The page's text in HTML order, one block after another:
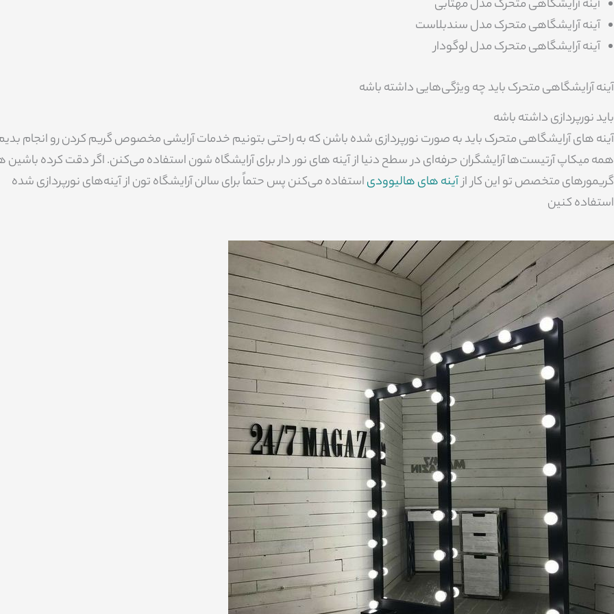
آینه آرایشگاهی متحرک مدل مهتابی
آینه آرایشگاهی متحرک مدل سندبلاست
آینه آرایشگاهی متحرک مدل لوگودار
آینه آرایشگاهی متحرک باید چه ویژگی‌هایی داشته باشه
باید نورپردازی داشته باشه
آینه های آرایشگاهی متحرک باید به صورت نورپردازی شده باشن که به راحتی بتونیم خدمات آرایشی مخصوص گریم کردن رو انجام
همه میکاپ آرتیست‌‌ها آرایشگران حرفه‌ای در سطح دنیا از آینه های نور دار برای آرایشگاه شون استفاده می‌کنن. اگر دقت کرده باشین
گریمورهای متخصص تو این کار ازآینه های هالیوودیاستفاده می‌کنن پس حتماً برای سالن آرایشگاه تون از آینه‌های نورپردازی شده
استفاده کنین